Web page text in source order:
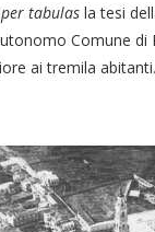
per tabulas la tesi
Comune di
ai tremila abitanti.